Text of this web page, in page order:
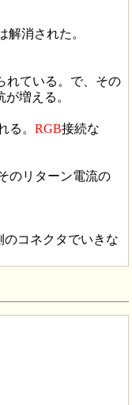
解消された。
れている。で、その
が増える。
る。 RGB接続な
のリターン電流の
のコネクタでいきな